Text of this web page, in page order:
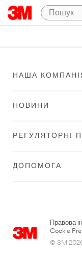
НАША
НОВИНИ
РЕГУЛЯТОРНІ
ДОПОМОГА
Правова
Cookie
© 3M